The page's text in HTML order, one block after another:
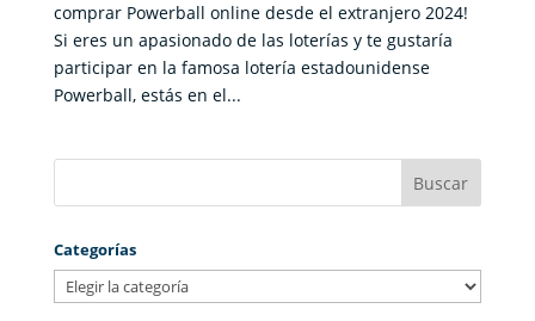
comprar Powerball online desde el extranjero 2024!
Si eres un apasionado de las loterías y te gustaría
participar en la famosa lotería estadounidense
Powerball, estás en el...
Categorías
Categorías